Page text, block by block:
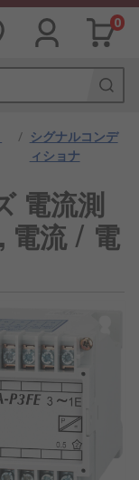
0
/ シグナルコンデ
ィショナ
電流測
電流 / 電